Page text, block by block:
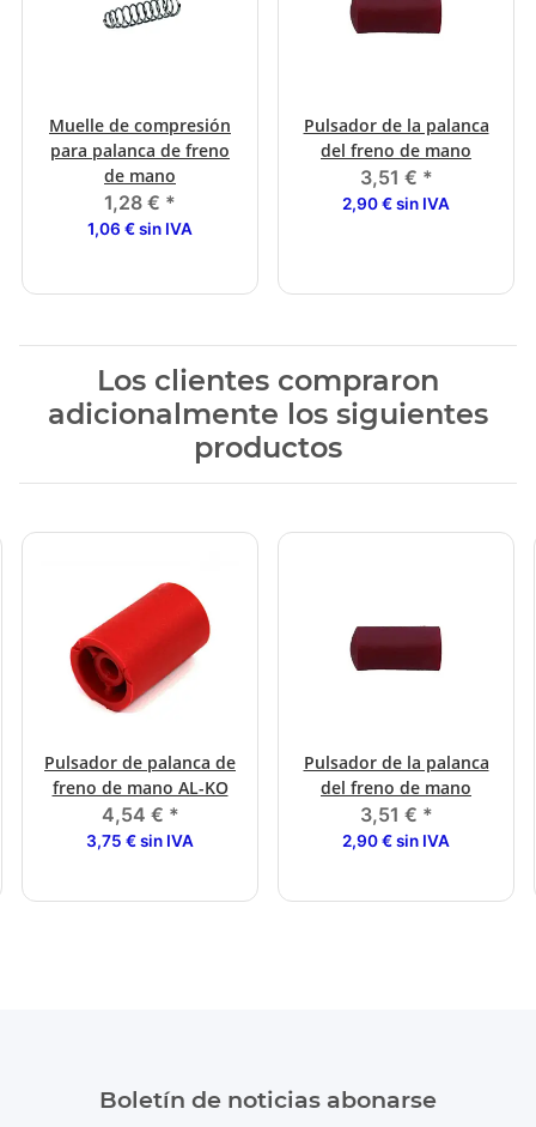
Muelle de compresión
para palanca de freno
de mano
1,28 € *
1,06 € sin IVA
Pulsador de la palanca
del freno de mano
3,51 € *
2,90 € sin IVA
Los clientes compraron
adicionalmente los siguientes
productos
Pulsador de palanca de
freno de mano AL-KO
4,54 € *
3,75 € sin IVA
Pulsador de la palanca
del freno de mano
3,51 € *
2,90 € sin IVA
Boletín de noticias abonarse